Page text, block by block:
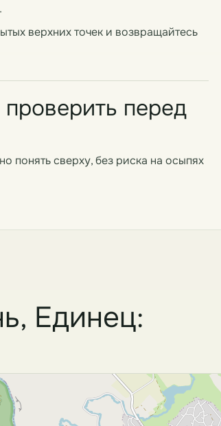
верхних точек и возвращайтесь
перед
понять сверху, без риска на осыпях
Единец: